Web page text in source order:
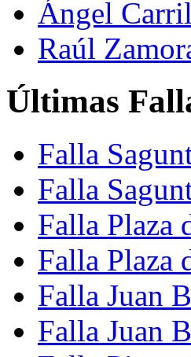
Ángel
Raúl
Últimas
Falla
Falla
Falla Plaza
Falla Plaza
Falla Juan
Falla Juan